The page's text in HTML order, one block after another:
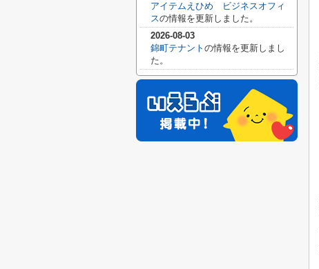
アイテムえひめ ビジネスオフィ
スの情報を更新しました。
2026-08-03
錦町テナント の情報を更新しまし
た。